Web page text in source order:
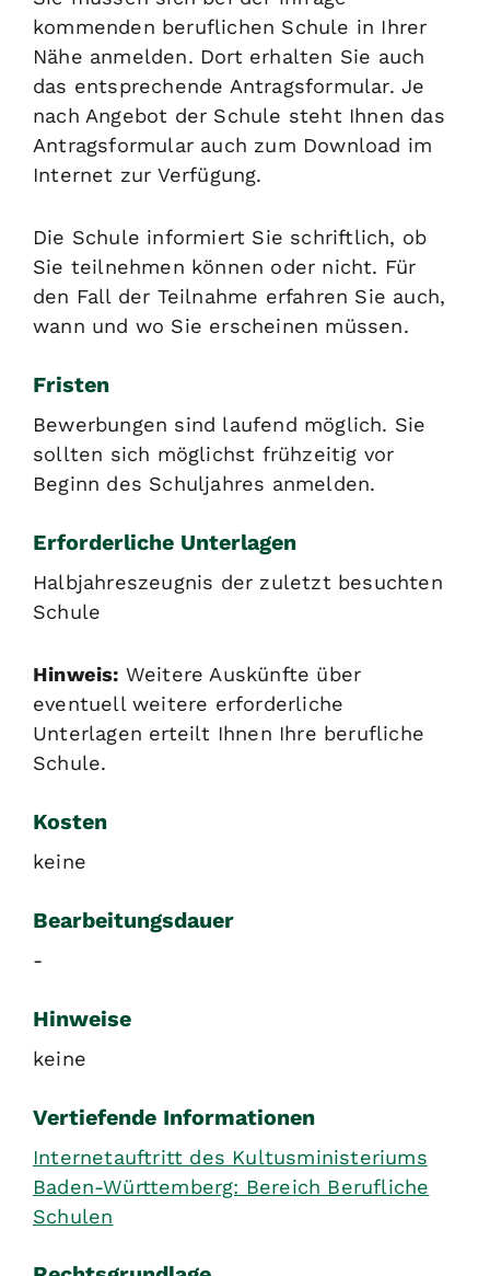
kommenden beruflichen Schule in Ihrer
Nähe anmelden. Dort erhalten Sie auch
das entsprechende Antragsformular.Je
nach Angebot der Schule steht Ihnen das
Antragsformular auch zum Download im
Internet zur Verfügung.
Die Schule informiert Sie schriftlich, ob
Sie teilnehmen können oder nicht. Für
den Fall der Teilnahme erfahren Sie auch,
wann und wo Sie erscheinen müssen.
Fristen
Bewerbungen sind laufend möglich. Sie
sollten sich möglichst frühzeitig vor
Beginn des Schuljahres anmelden.
Erforderliche Unterlagen
Halbjahreszeugnis der zuletzt besuchten
Schule
Hinweis: Weitere Auskünfte über
eventuell weitere erforderliche
Unterlagen erteilt Ihnen Ihre berufliche
Schule.
Kosten
keine
Bearbeitungsdauer
-
Hinweise
keine
Vertiefende Informationen
Internetauftritt des Kultusministeriums
Baden-Württemberg: Bereich Berufliche
Schulen